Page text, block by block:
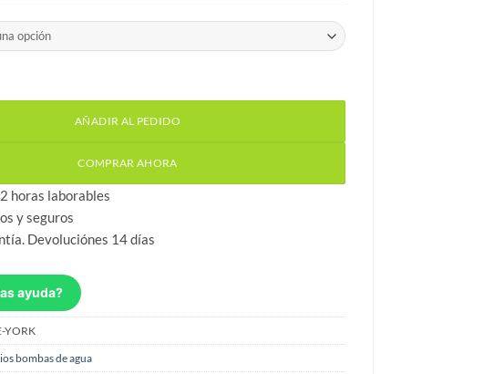
de pie YORK cantidad
AÑADIR AL PEDIDO
COMPRAR AHORA
horas laborables
y seguros
Devoluciónes 14 días
ayuda?
YORK
bombas de agua